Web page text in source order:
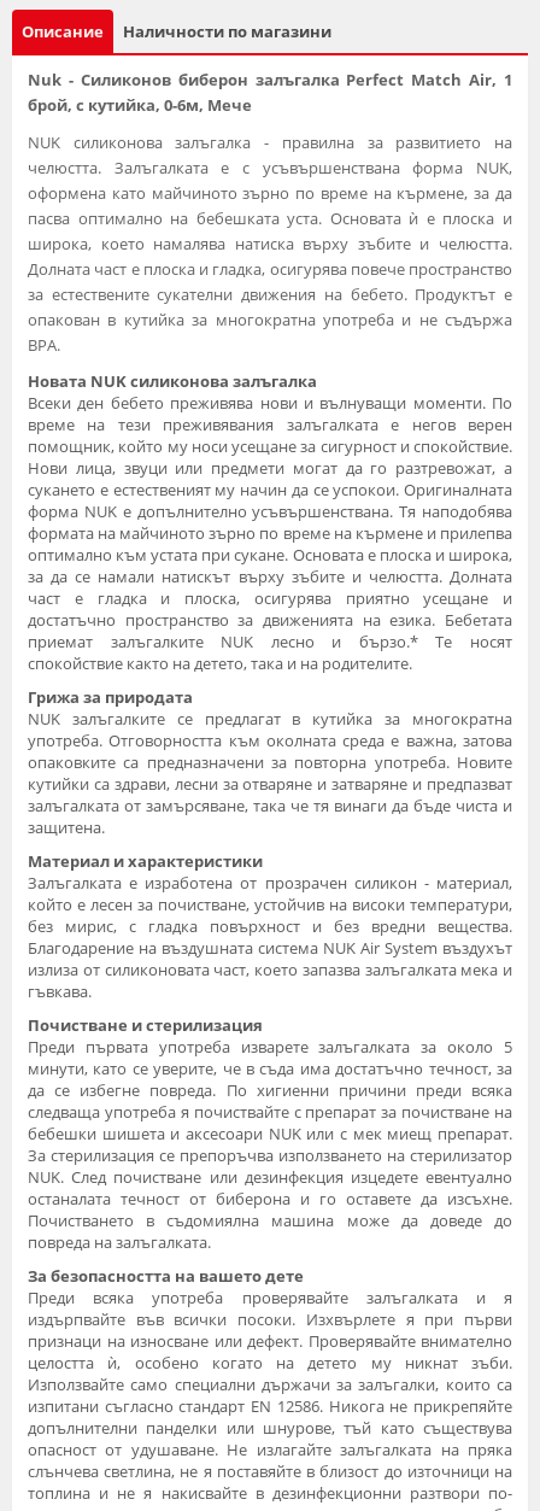
Описание Наличности по магазини
Nuk - Силиконов биберон залъгалка Perfect Match Air, 1
брой, с кутийка, 0-6м, Мече
NUK силиконова залъгалка - правилна за развитието на
челюстта. Залъгалката е с усъвършенствана форма NUK,
оформена като майчиното зърно по време на кърмене, за да
пасва оптимално на бебешката уста. Основата ѝ е плоска и
широка, което намалява натиска върху зъбите и челюстта.
Долната част е плоска и гладка, осигурява повече пространство
за естествените сукателни движения на бебето. Продуктът е
опакован в кутийка за многократна употреба и не съдържа
BPA.
Новата NUK силиконова залъгалка
Всеки ден бебето преживява нови и вълнуващи моменти. По
време на тези преживявания залъгалката е негов верен
помощник, който му носи усещане за сигурност и спокойствие.
Нови лица, звуци или предмети могат да го разтревожат, а
сукането е естественият му начин да се успокои. Оригиналната
форма NUK е допълнително усъвършенствана. Тя наподобява
формата на майчиното зърно по време на кърмене и прилепва
оптимално към устата при сукане. Основата е плоска и широка,
за да се намали натискът върху зъбите и челюстта. Долната
част е гладка и плоска, осигурява приятно усещане и
достатъчно пространство за движенията на езика. Бебетата
приемат залъгалките NUK лесно и бързо.* Те носят
спокойствие както на детето, така и на родителите.
Грижа за природата
NUK залъгалките се предлагат в кутийка за многократна
употреба. Отговорността към околната среда е важна, затова
опаковките са предназначени за повторна употреба. Новите
кутийки са здрави, лесни за отваряне и затваряне и предпазват
залъгалката от замърсяване, така че тя винаги да бъде чиста и
защитена.
Материал и характеристики
Залъгалката е изработена от прозрачен силикон - материал,
който е лесен за почистване, устойчив на високи температури,
без мирис, с гладка повърхност и без вредни вещества.
Благодарение на въздушната система NUK Air System въздухът
излиза от силиконовата част, което запазва залъгалката мека и
гъвкава.
Почистване и стерилизация
Преди първата употреба изварете залъгалката за около 5
минути, като се уверите, че в съда има достатъчно течност, за
да се избегне повреда. По хигиенни причини преди всяка
следваща употреба я почиствайте с препарат за почистване на
бебешки шишета и аксесоари NUK или с мек миещ препарат.
За стерилизация се препоръчва използването на стерилизатор
NUK. След почистване или дезинфекция изцедете евентуално
останалата течност от биберона и го оставете да изсъхне.
Почистването в съдомиялна машина може да доведе до
повреда на залъгалката.
За безопасността на вашето дете
Преди всяка употреба проверявайте залъгалката и я
издърпвайте във всички посоки. Изхвърлете я при първи
признаци на износване или дефект. Проверявайте внимателно
целостта ѝ, особено когато на детето му никнат зъби.
Използвайте само специални държачи за залъгалки, които са
изпитани съгласно стандарт EN 12586. Никога не прикрепяйте
допълнителни панделки или шнурове, тъй като съществува
опасност от удушаване. Не излагайте залъгалката на пряка
слънчева светлина, не я поставяйте в близост до източници на
топлина и не я накисвайте в дезинфекционни разтвори по-